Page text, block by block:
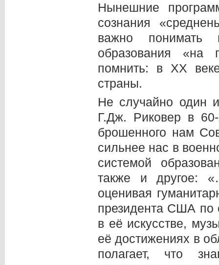
Нынешние
сознания
важно понимать
образования «на
помнить: в ХХ
страны.
Не случайно один
Г.Дж. Риковер в
брошенного нам
сильнее нас в
системой
также и другое:
оценивая
президента США по
в её искусстве,
её достижениях в
полагает, что